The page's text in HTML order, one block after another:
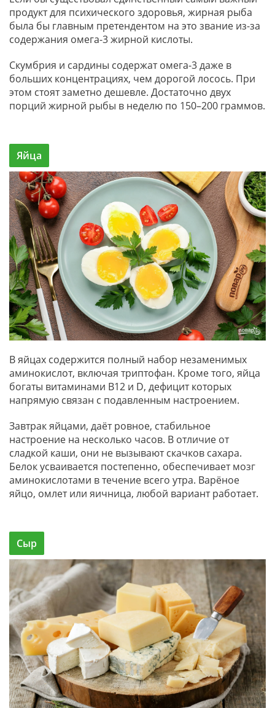
продукт для психического здоровья, жирная рыба
была бы главным претендентом на это звание из-за
содержания омега-3 жирной кислоты.
Скумбрия и сардины содержат омега-3 даже в
больших концентрациях, чем дорогой лосось. При
этом стоят заметно дешевле. Достаточно двух
порций жирной рыбы в неделю по 150–200 граммов.
Яйца
В яйцах содержится полный набор незаменимых
аминокислот, включая триптофан. Кроме того, яйца
богаты витаминами B12 и D, дефицит которых
напрямую связан с подавленным настроением.
Завтрак яйцами, даёт ровное, стабильное
настроение на несколько часов. В отличие от
сладкой каши, они не вызывают скачков сахара.
Белок усваивается постепенно, обеспечивает мозг
аминокислотами в течение всего утра. Варёное
яйцо, омлет или яичница, любой вариант работает.
Сыр